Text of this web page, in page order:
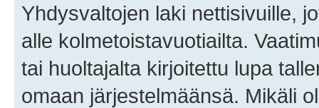
Yhdysvaltojen laki nettisivuille,
alle kolmetoistavuotiailta.
tai huoltajalta kirjoitettu lupa
omaan järjestelmäänsä. Mikäli